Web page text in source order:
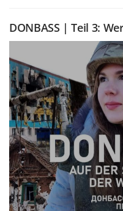
DONBASS | Teil 3: